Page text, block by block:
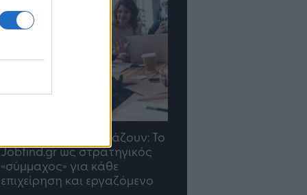
Οι προσλήψεις αλλάζουν: To
Jobfind.gr ως στρατηγικός
«σύμμαχος» για κάθε
επιχείρηση και εργαζόμενο